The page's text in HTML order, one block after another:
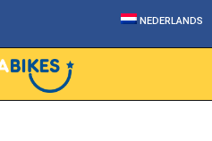
NEDERLANDS